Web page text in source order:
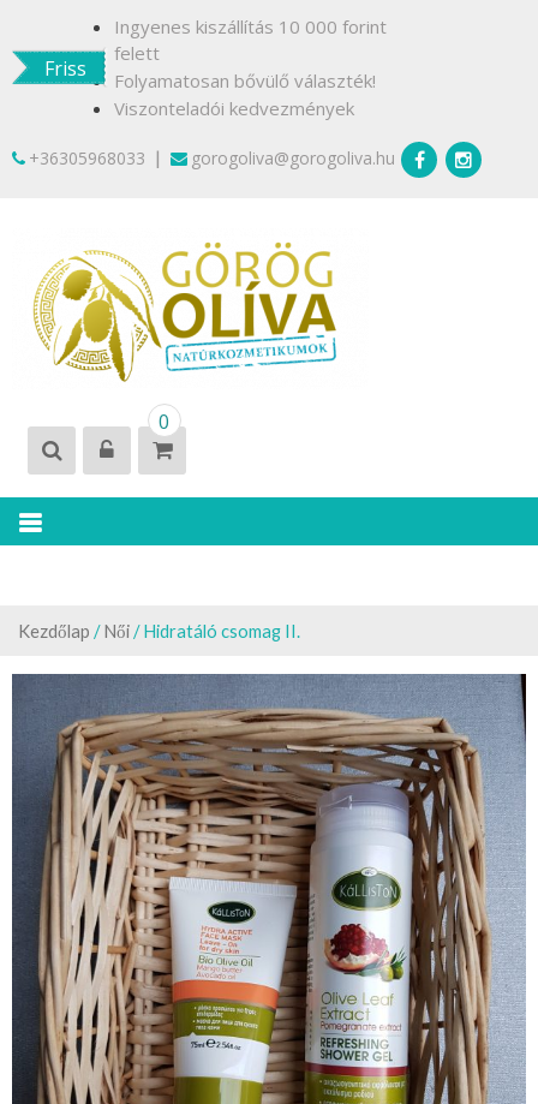
contentFriss
Ingyenes kiszállítás 10 000 forint
felett
Folyamatosan bővülő választék!
Viszonteladói kedvezmények
+36305968033 | gorogoliva@gorogoliva.hu
0
Kezdőlap /Női/ Hidratáló csomag II.